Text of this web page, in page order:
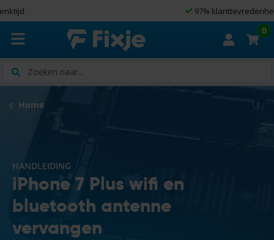
Zoeken
0
Home
HANDLEIDING
iPhone 7 Plus wifi en
bluetooth antenne
vervangen